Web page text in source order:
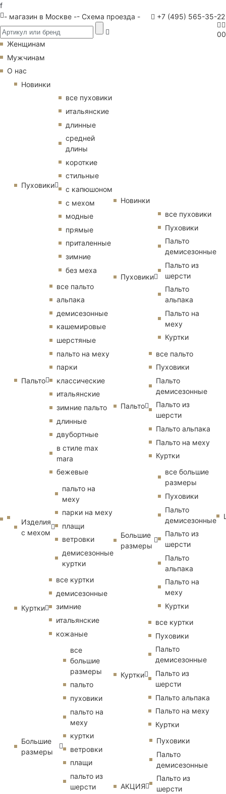
f
- магазин в Москве -- Схема проезда - +7 (495) 565-35-22
00
Женщинам
Мужчинам
О нас
Новинки
Пуховики
все пуховики
итальянские
длинные
средней
длины
короткие
стильные
с капюшоном
с мехом
модные
прямые
приталенные
зимние
без меха
Пальто
все пальто
альпака
демисезонные
кашемировые
шерстяные
пальто на меху
парки
классические
итальянские
зимние пальто
длинные
двубортные
в стиле max
mara
бежевые
Изделия
с мехом
пальто на
меху
парки на меху
плащи
ветровки
демисезонные
куртки
Куртки
все куртки
демисезонные
зимние
итальянские
кожаные
Большие
размеры
все
большие
размеры
пальто
пуховики
пальто на
меху
куртки
ветровки
плащи
пальто из
шерсти
Новинки
Пуховики
все пуховики
Пуховики
Пальто
демисезонные
Пальто из
шерсти
Пальто
альпака
Пальто на
меху
Куртки
Пальто
все пальто
Пуховики
Пальто
демисезонные
Пальто из
шерсти
Пальто альпака
Пальто на меху
Куртки
Большие
размеры
все большие
размеры
Пуховики
Пальто
демисезонные
Пальто из
шерсти
Пальто
альпака
Пальто на
меху
Куртки
Куртки
все куртки
Пуховики
Пальто
демисезонные
Пальто из
шерсти
Пальто альпака
Пальто на меху
Куртки
АКЦИЯ
Пуховики
Пальто
демисезонные
Пальто из
шерсти